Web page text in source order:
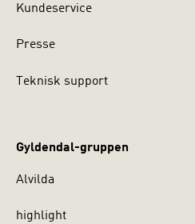
Kundeservice
Presse
Teknisk support
Gyldendal-gruppen
Alvilda
highlight